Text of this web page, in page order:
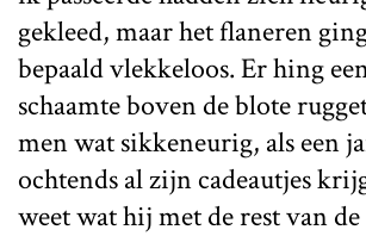
gekleed, maar het flaneren
bepaald vlekkeloos. Er hing
schaamte boven de blote
men wat sikkeneurig, als een
ochtends al zijn cadeautjes
weet wat hij met de rest van de